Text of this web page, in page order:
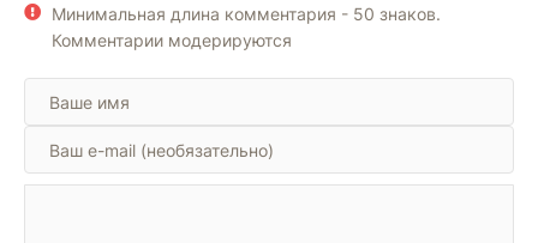
19
21
23
Минимальная длина комментария - 50 знаков.
Комментарии модерируются